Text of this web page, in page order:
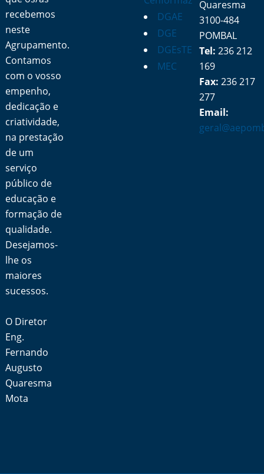
recebemos
neste
Agrupamento.
Contamos
com o vosso
empenho,
dedicação e
criatividade,
na prestação
de um
serviço
público de
educação e
formação de
qualidade.
Desejamos-
lhe os
maiores
sucessos.
O Diretor
Eng.
Fernando
Augusto
Quaresma
Mota
DGAE
DGE
DGEsTE
MEC
Quaresma
3100-484
POMBAL
Tel: 236 212
169
Fax: 236 217
277
Email: